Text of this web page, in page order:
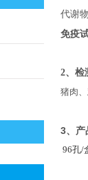
代谢
免疫
2、检
猪肉
3、产
96孔/